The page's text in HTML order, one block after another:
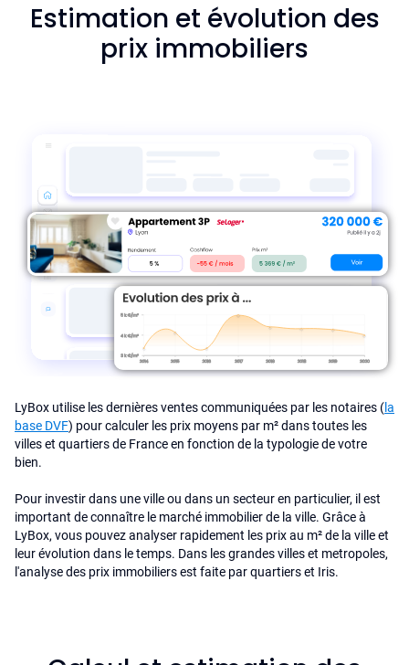
Estimation et évolution des
prix immobiliers
LyBox utilise les dernières ventes communiquées par les notaires (la
base DVF) pour calculer les prix moyens par m² dans toutes les
villes et quartiers de France en fonction de la typologie de votre
bien.
Pour investir dans une ville ou dans un secteur en particulier, il est
important de connaître le marché immobilier de la ville. Grâce à
LyBox, vous pouvez analyser rapidement les prix au m² de la ville et
leur évolution dans le temps. Dans les grandes villes et metropoles,
l'analyse des prix immobiliers est faite par quartiers et Iris.